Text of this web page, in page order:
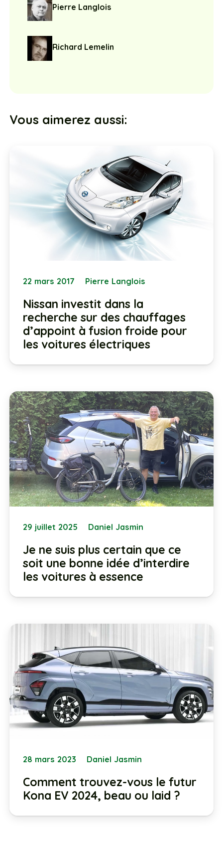
Pierre Langlois
Richard Lemelin
Vous aimerez aussi:
22 mars 2017 Pierre Langlois
Nissan investit dans la
recherche sur des chauffages
d’appoint à fusion froide pour
les voitures électriques
29 juillet 2025 Daniel Jasmin
Je ne suis plus certain que ce
soit une bonne idée d’interdire
les voitures à essence
28 mars 2023 Daniel Jasmin
Comment trouvez-vous le futur
Kona EV 2024, beau ou laid ?